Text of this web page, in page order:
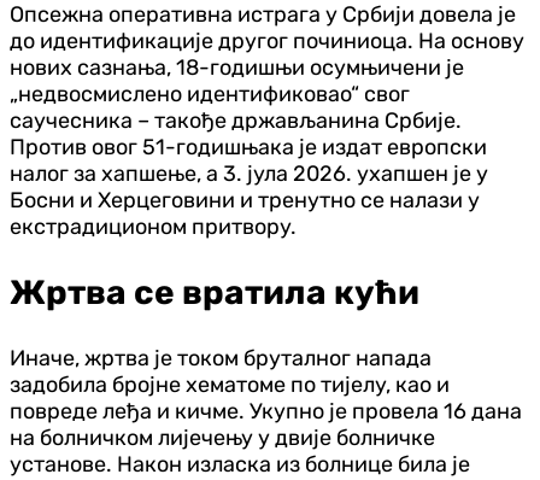
Опсежна оперативна истрага у Србији довела је
до идентификације другог починиоца. На основу
нових сазнања, 18-годишњи осумњичени је
„недвосмислено идентификовао“ свог
саучесника – такође држављанина Србије.
Против овог 51-годишњака је издат европски
налог за хапшење, а 3. јула 2026. ухапшен је у
Босни и Херцеговини и тренутно се налази у
екстрадиционом притвору.
Жртва се вратила кући
Иначе, жртва је током бруталног напада
задобила бројне хематоме по тијелу, као и
повреде леђа и кичме. Укупно је провела 16 дана
на болничком лијечењу у двије болничке
установе. Након изласка из болнице била је